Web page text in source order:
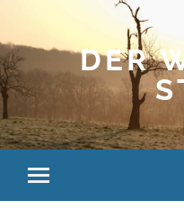
DER
Mobile-
Menü